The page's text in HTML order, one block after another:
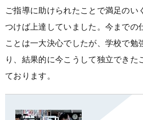
ご指導に助けられたことで満足のい
つけば上達していました。今までの
ことは一大決心でしたが、学校で勉
り、結果的に今こうして独立できた
ております。